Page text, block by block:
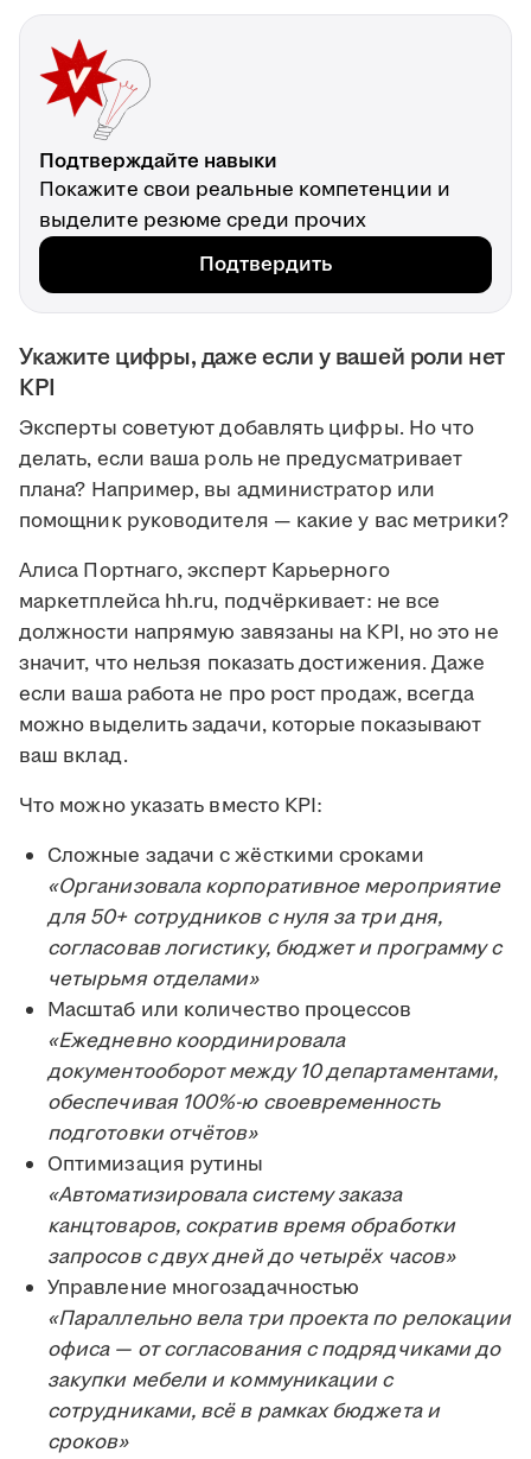
Подтверждайте навыки
Покажите свои реальные компетенции и
выделите резюме среди прочих
Подтвердить
Укажите цифры, даже если у вашей роли нет
KPI
Эксперты советуют добавлять цифры. Но что
делать, если ваша роль не предусматривает
плана? Например, вы администратор или
помощник руководителя — какие у вас метрики?
Алиса Портнаго, эксперт Карьерного
маркетплейса hh.ru, подчёркивает: не все
должности напрямую завязаны на KPI, но это не
значит, что нельзя показать достижения. Даже
если ваша работа не про рост продаж, всегда
можно выделить задачи, которые показывают
ваш вклад.
Что можно указать вместо KPI:
Сложные задачи с жёсткими сроками
«Организовала корпоративное мероприятие
для 50+ сотрудников с нуля за три дня,
согласовав логистику, бюджет и программу с
четырьмя отделами»
Масштаб или количество процессов
«Ежедневно координировала
документооборот между 10 департаментами,
обеспечивая 100%-ю своевременность
подготовки отчётов»
Оптимизация рутины
«Автоматизировала систему заказа
канцтоваров, сократив время обработки
запросов с двух дней до четырёх часов»
Управление многозадачностью
«Параллельно вела три проекта по релокации
офиса — от согласования с подрядчиками до
закупки мебели и коммуникации с
сотрудниками, всё в рамках бюджета и
сроков»